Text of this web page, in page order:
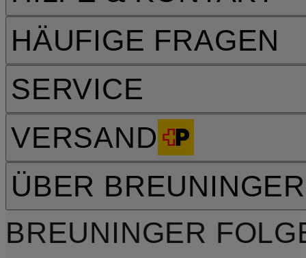
HÄUFIGE FRAGEN
SERVICE
VERSAND
ÜBER BREUNINGER
BREUNINGER